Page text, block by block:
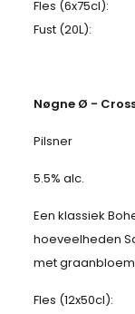
Fles (6x75cl):
Fust (20L):
Nøgne Ø -
Pilsner
5.5% alc.
Een klassiek
hoeveelheden
met
Fles (12x50cl):